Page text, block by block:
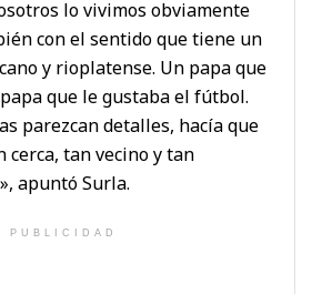
lo vivimos obviamente
con el sentido que tiene un
y rioplatense. Un papa que
que le gustaba el fútbol.
parezcan detalles, hacía que
tan vecino y tan
apuntó Surla.
PUBLICIDAD